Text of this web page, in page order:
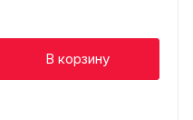
В корзину